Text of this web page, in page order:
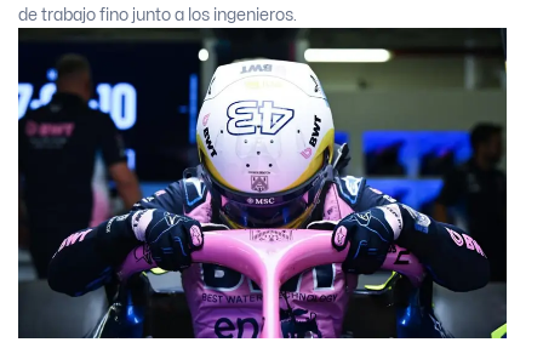
de trabajo fino junto a los ingenieros.